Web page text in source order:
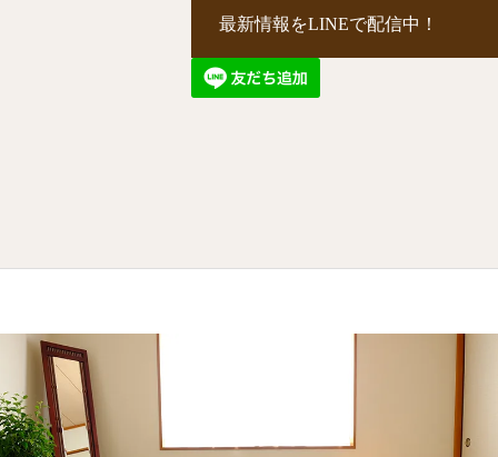
最新情報をLINEで配信中！